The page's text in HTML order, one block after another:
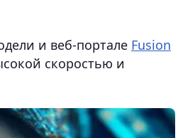
и веб-портале Fusion
скоростью и